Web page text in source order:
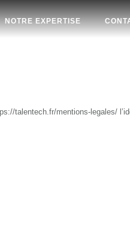
NOTRE EXPERTISE
talentech.fr/mentions-legales/